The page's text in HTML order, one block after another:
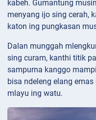
kabeh. Gumantung
menyang ijo sing cerah,
katon ing pungkasan
Dalan munggah
sing curam, kanthi titik
sampurna kanggo
bisa ndeleng elang
mlayu ing watu.